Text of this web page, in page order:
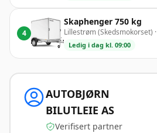
4
Skaphenger 750 kg
Lillestrøm (Skedsmokorset)
Ledig i dag kl. 09:00
AUTOBJØRN
BILUTLEIE AS
Verifisert partner